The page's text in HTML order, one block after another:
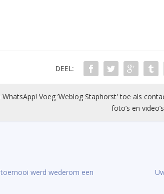
DEEL:
Voeg ’Weblog Staphorst' toe als
foto’s en
werd wederom een